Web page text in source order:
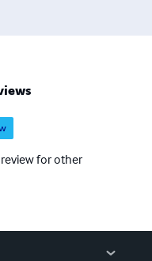
for other